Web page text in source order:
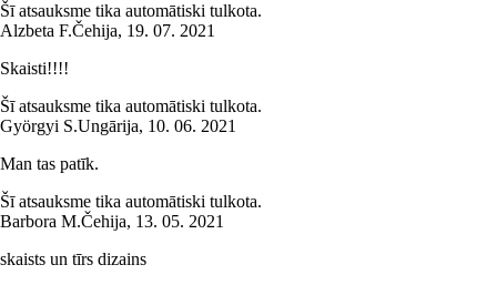
Šī atsauksme tika automātiski tulkota.
Alzbeta F.Čehija, 19. 07. 2021
Skaisti!!!!
Šī atsauksme tika automātiski tulkota.
Györgyi S.Ungārija, 10. 06. 2021
Man tas patīk.
Šī atsauksme tika automātiski tulkota.
Barbora M.Čehija, 13. 05. 2021
skaists un tīrs dizains